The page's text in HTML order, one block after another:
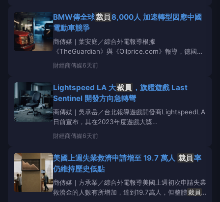
甲骨文、Meta及微軟等指標
BMW傳全球裁員8,000人 加速轉型因應中國
電動車競爭
商傳媒｜葉安庭／綜合外電報導根據
《TheGuardian》與《Oilprice.com》報導，德國豪
華汽車製造商BMW計畫於全球裁減約8,000個工作職
位，約占全球員工總數5%，藉此推動組織重整、降低
導指出，此次調整將以自願離職方式進行，預計
財經商傳媒6天前
Lightspeed LA 大裁員 ，旗艦遊戲 Last
Sentinel 開發方向急轉彎
商傳媒｜吳承岳／台北報導遊戲開發商LightspeedLA
日前宣布，其在2023年度遊戲大獎
（TheGameAwards2023）公布的科幻動作遊戲
LastSentinel，將全面調整創意與製作方向。這項決
團隊表示此舉是為了「
財經商傳媒6天前
美國上週失業救濟申請增至 19.7 萬人 裁員率
仍維持歷史低點
商傳媒｜方承業／綜合外電報導美國上週初次申請失業
救濟金的人數有所增加，達到19.7萬人，但整體裁員